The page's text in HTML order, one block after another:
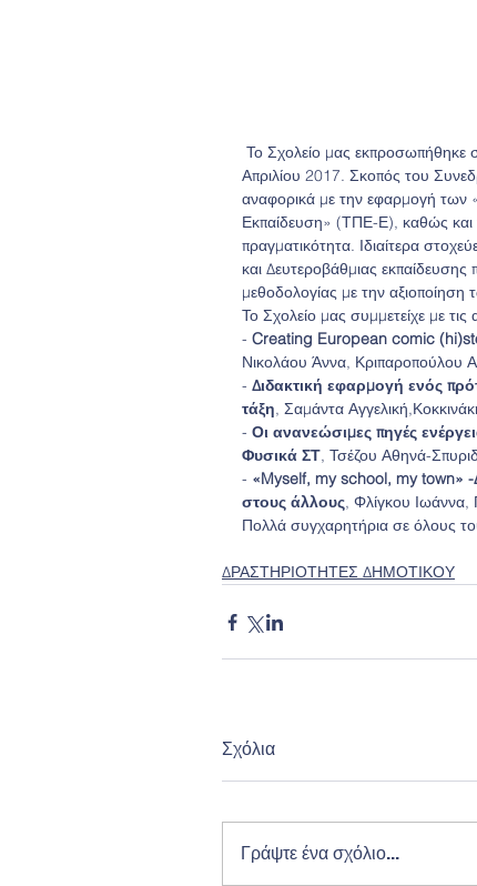
Το Σχολείο μας εκπροσωπήθηκε
Απριλίου 2017. Σκοπός του
αναφορικά με την εφαρμογή των
Εκπαίδευση» (ΤΠΕ-Ε), καθώς και
πραγματικότητα. Ιδιαίτερα
και Δευτεροβάθμιας
μεθοδολογίας με την
Το Σχολείο μας συμμετείχε με τις
- Creating European comic
Νικολάου Άννα, Κριπαροπούλου
- Διδακτική εφαρμογή ενός
τάξη, Σαμάντα
- Οι ανανεώσιμες πηγές
Φυσικά ΣΤ, Τσέζου Αθηνά-
- «Myself, my school, my town»
στους άλλους, Φλίγκου
Πολλά συγχαρητήρια σε όλους
ΔΡΑΣΤΗΡΙΟΤΗΤΕΣ ΔΗΜΟΤΙΚΟΥ
Σχόλια
Γράψτε ένα σχόλιο...